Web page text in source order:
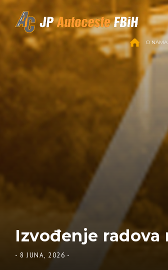
Skip to content
O NAMA
Izvođenje
- 8 JUNA, 2026 -